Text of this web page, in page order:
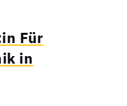
Für
in